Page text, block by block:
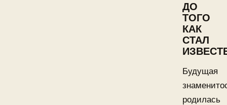
ДО
ТОГО
КАК
СТАЛ
Будущая
родилась